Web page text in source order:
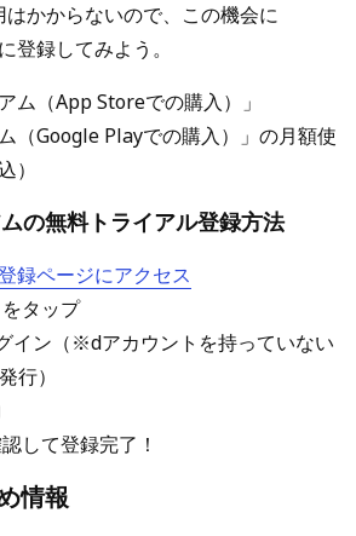
かからないので、この機会に
登録してみよう。
（App Storeでの購入）」
（Google Playでの購入）」の月額使
）
の無料トライアル登録方法
録ページにアクセス
タップ
イン（※dアカウントを持っていない
行）
して登録完了！
情報